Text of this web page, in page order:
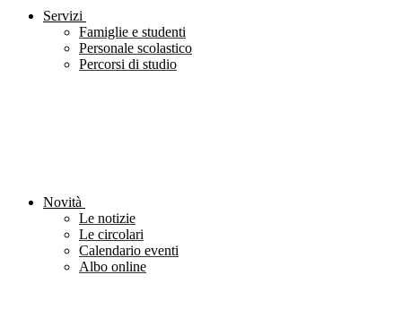
Servizi
Famiglie e studenti
Personale scolastico
Percorsi di studio
Novità
Le notizie
Le circolari
Calendario eventi
Albo online